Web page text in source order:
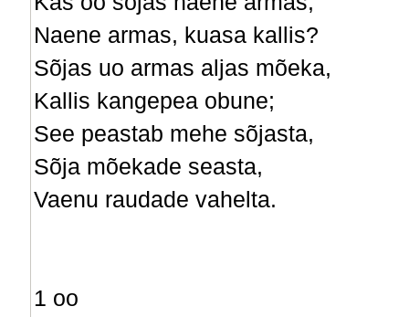
Naene armas, kuasa kallis?
Sõjas uo armas aljas mõeka,
Kallis kangepea obune;
See peastab mehe sõjasta,
Sõja mõekade seasta,
Vaenu raudade vahelta.
1 oo